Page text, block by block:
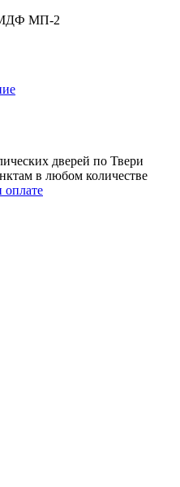
МП-2
дверей по Твери
в любом количестве
оплате